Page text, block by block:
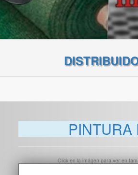
Click en la imágen para ver en